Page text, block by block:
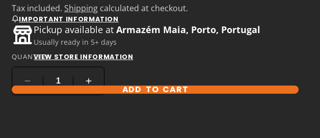
Tax included. Shipping calculated at checkout.
IMPORTANT INFORMATION
Pickup available atArmazém Maia, Porto, Portugal
Usually ready in 5+ days
VIEW STORE INFORMATION
QUANTITY
ADD TO CART